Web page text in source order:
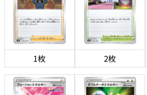
1枚 2枚